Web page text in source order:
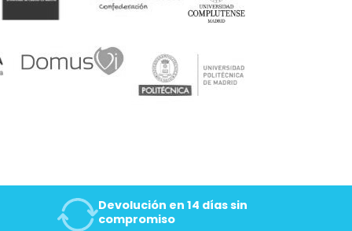
Devolución en 14 días sin
compromiso